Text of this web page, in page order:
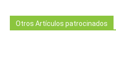
Otros Artículos patrocinados